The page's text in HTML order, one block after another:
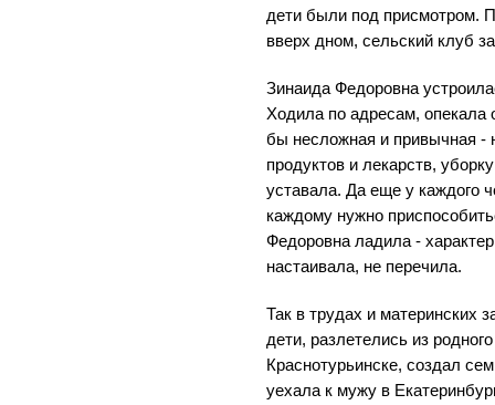
дети были под присмотром.
вверх дном, сельский клуб
Зинаида Федоровна
Ходила по адресам, опекала
бы несложная и привычная -
продуктов и лекарств,
уставала. Да еще у каждого
каждому нужно
Федоровна ладила -
настаивала, не перечила.
Так в трудах и материнских
дети, разлетелись из
Краснотурьинске, создал
уехала к мужу в